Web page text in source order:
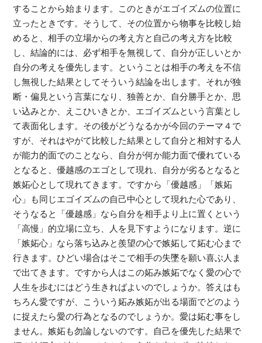
することから始まります。このときがエゴイズムの位置に
立ったときです。そうして、その位置から物事を比較し始
めると、相手の立場からの考え方と自己の考え方を比較
し、結論的には、必ず相手を無視して、自分が正しいとか
自分の考えを優先します。ということは相手の考えを不信
し無視した結果としてそういう結論を出します。それが独
断・偏見という言葉になり、独善とか、自分勝手とか、思
い込みとか、えこひいきとか、エゴイズムという言葉とし
て表面化します。その後がどうなるかが今回のテーマ４で
すが、それはやがて比較した結果として自分と相対する人
が能力的面でのことなら、自分が何か能力面で優れている
となると、優越感のエゴとして現れ、自分が劣るとなると
嫉妬心として現れてきます。ですから「優越感」「嫉妬
心」も同じエゴイズムの自己中心として現れた心であり、
そうなると「優越感」なら自分を相手より上に置くという
「高慢」的立場に立ち、人を見下すようになります。逆に
「嫉妬心」なら落ち込みと羨望の心で嫉妬して妬む心まで
行きます。ひどい場合はそこで相手の失墜を願い喜ぶ人ま
で出てきます。ですから人はこの妬み嫉妬でなく愛の心で
人生を歩むにはどう生きればよいのでしょうか。答えはも
ちろん愛ですが、こういう妬み嫉妬が出る場面でどのよう
に捉えたら愛の行為となるのでしょうか。愛は妬む事をし
ません。嫉妬も勿論しないのです。自己を優先した結果で